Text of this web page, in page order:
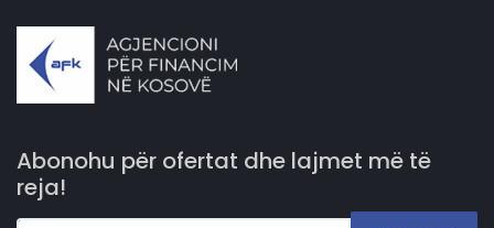
Abonohu për ofertat dhe lajmet më të
reja!